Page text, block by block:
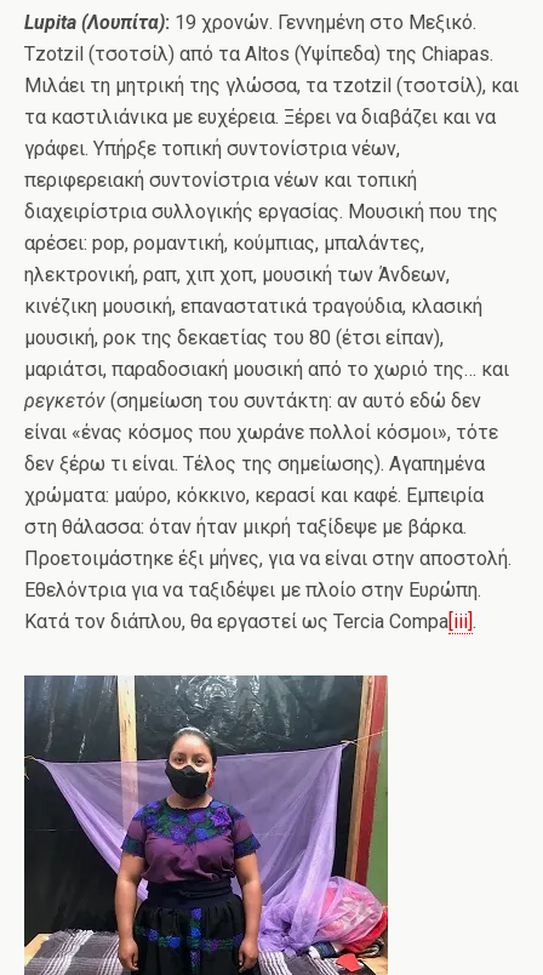
Lupita (Λουπίτα): 19 χρονών. Γεννημένη στο Μεξικό.
Tzotzil (τσοτσίλ) από τα Altos (Υψίπεδα) της Chiapas.
Μιλάει τη μητρική της γλώσσα, τα τzotzil (τσοτσίλ), και
τα καστιλιάνικα με ευχέρεια. Ξέρει να διαβάζει και να
γράφει. Υπήρξε τοπική συντονίστρια νέων,
περιφερειακή συντονίστρια νέων και τοπική
διαχειρίστρια συλλογικής εργασίας. Μουσική που της
αρέσει: pop, ρομαντική, κούμπιας, μπαλάντες,
ηλεκτρονική, ραπ, χιπ χοπ, μουσική των Άνδεων,
κινέζικη μουσική, επαναστατικά τραγούδια, κλασική
μουσική, ροκ της δεκαετίας του 80 (έτσι είπαν),
μαριάτσι, παραδοσιακή μουσική από το χωριό της… και
ρεγκετόν (σημείωση του συντάκτη: αν αυτό εδώ δεν
είναι «ένας κόσμος που χωράνε πολλοί κόσμοι», τότε
δεν ξέρω τι είναι. Τέλος της σημείωσης). Αγαπημένα
χρώματα: μαύρο, κόκκινο, κερασί και καφέ. Εμπειρία
στη θάλασσα: όταν ήταν μικρή ταξίδεψε με βάρκα.
Προετοιμάστηκε έξι μήνες, για να είναι στην αποστολή.
Εθελόντρια για να ταξιδέψει με πλοίο στην Ευρώπη.
Κατά τον διάπλου, θα εργαστεί ως Tercia Compa[iii].